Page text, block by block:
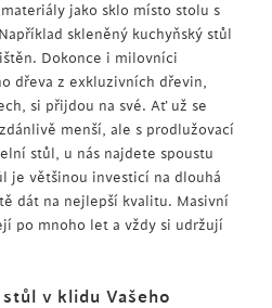
jako sklo místo stolu s
skleněný kuchyňský stůl
Dokonce i milovníci
dřeva z exkluzivních dřevin,
si přijdou na své. Ať už se
menší, ale s prodlužovací
stůl, u nás najdete spoustu
je většinou investicí na dlouhá
dát na nejlepší kvalitu. Masivní
po mnoho let a vždy si udržují
v klidu Vašeho